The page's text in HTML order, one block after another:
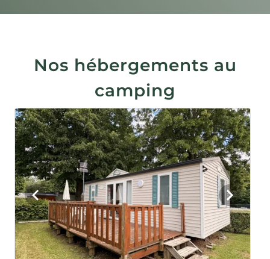
Nos hébergements au
camping